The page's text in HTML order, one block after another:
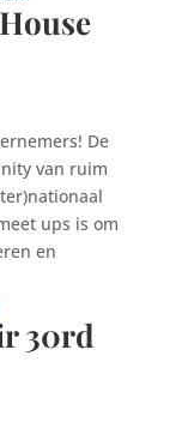
De
van ruim
ups is om
en
30rd